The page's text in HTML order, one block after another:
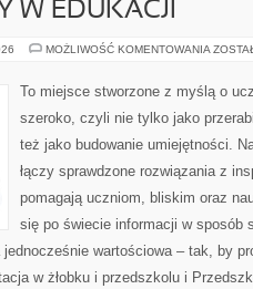
W EDUKACJI
MOŻLIWOŚĆ KOMENTOWANIA
To miejsce stworzone z myślą o
szeroko, czyli nie tylko jako
też jako budowanie umiejętności.
łączy sprawdzone rozwiązania z
pomagają uczniom, bliskim oraz
się po świecie informacji w sposób
wartościowa – tak, by
w żłobku i przedszkolu i